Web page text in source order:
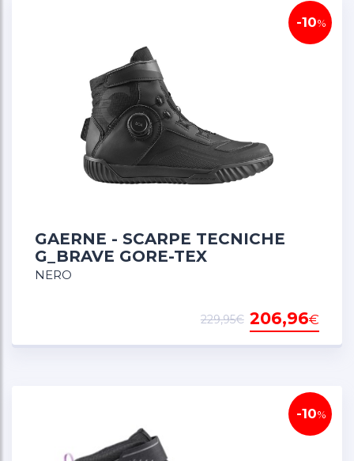
GAERNE - SCARPE TECNICHE
G_BRAVE GORE-TEX
NERO
206,96€
229,95€
-10%
-10%